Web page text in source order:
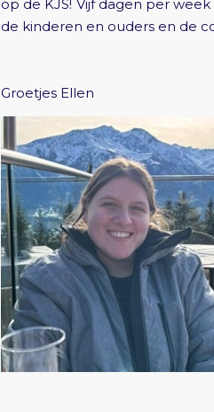
op de KJS! Vijf dagen per
de kinderen en ouders en de
Groetjes Ellen